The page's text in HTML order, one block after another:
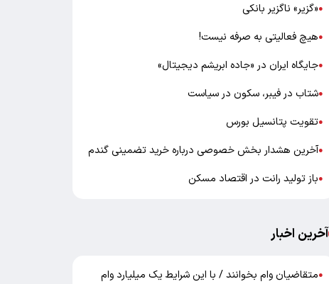
●«گزیر» ناگزیر بانکی
●هیچ فعالیتی به صرفه نیست!
●جایگاه ایران در «جاده ابریشم دیجیتال»
●شتاب در فیبر، سکون در سیاست
●تقویت پتانسیل بورس
●آخرین هشدار بخش خصوصی درباره خرید تضمینی گندم
●باز تولید رانت در اقتصاد مسکن
آخرین اخبار
●متقاضیان وام بخوانند / با این شرایط یک میلیارد وام